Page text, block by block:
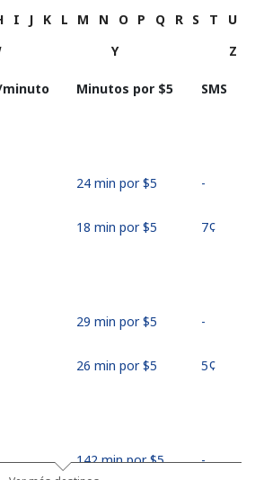
I J K L M N O P Q R S T
U
Y Z
Minutos por ⁦$5⁩ SMS
24 min por ⁦$5⁩ -
18 min por ⁦$5⁩ ⁦7¢⁩
29 min por ⁦$5⁩ -
26 min por ⁦$5⁩ ⁦5¢⁩
142 min por ⁦$5⁩ -